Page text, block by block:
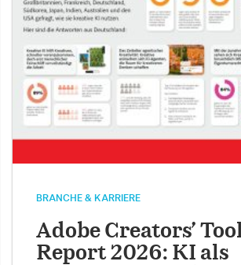
BRANCHE & KARRIERE
Adobe Creators’
Report 2026: KI als